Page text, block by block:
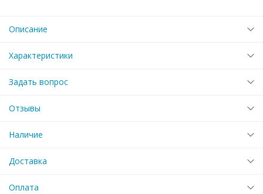
Описание
Характеристики
Задать вопрос
Отзывы
Наличие
Доставка
Оплата